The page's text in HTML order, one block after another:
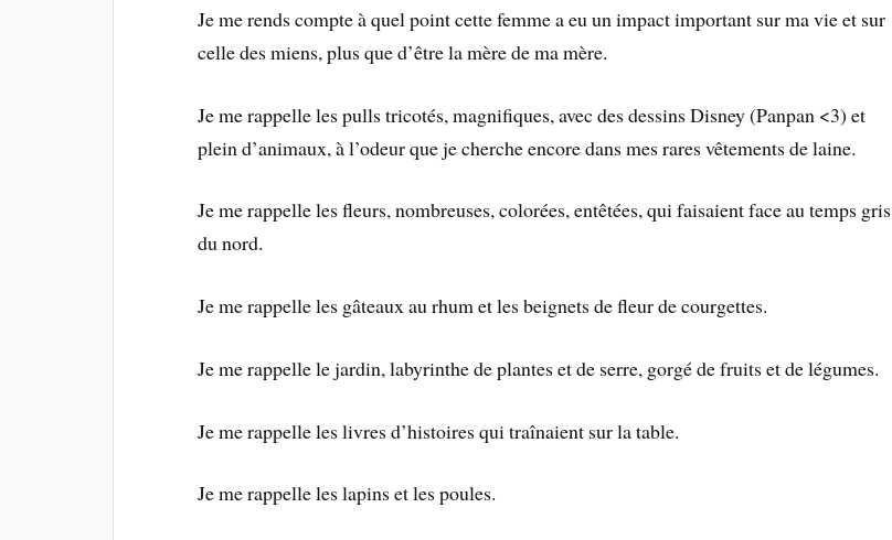
Je me rends compte à quel point cette femme a eu un impact important sur ma vie et sur
celle des miens, plus que d’être la mère de ma mère.
Je me rappelle les pulls tricotés, magnifiques, avec des dessins Disney (Panpan <3) et
plein d’animaux, à l’odeur que je cherche encore dans mes rares vêtements de laine.
Je me rappelle les fleurs, nombreuses, colorées, entêtées, qui faisaient face au temps gris
du nord.
Je me rappelle les gâteaux au rhum et les beignets de fleur de courgettes.
Je me rappelle le jardin, labyrinthe de plantes et de serre, gorgé de fruits et de légumes.
Je me rappelle les livres d’histoires qui traînaient sur la table.
Je me rappelle les lapins et les poules.